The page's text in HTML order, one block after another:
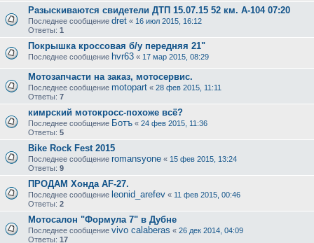
Разыскиваются свидетели ДТП 15.07.15 52 км. А-104 07:20
Последнее сообщение dret « 16 июл 2015, 16:12
Ответы: 1
Покрышка кроссовая б/у передняя 21"
Последнее сообщение hvr63 « 17 мар 2015, 08:29
Мотозапчасти на заказ, мотосервис.
Последнее сообщение motopart « 28 фев 2015, 11:11
Ответы: 7
кимрский мотокросс-похоже всё?
Последнее сообщение Ботъ « 24 фев 2015, 11:36
Ответы: 5
Bike Rock Fest 2015
Последнее сообщение romansyone « 15 фев 2015, 13:24
Ответы: 9
ПРОДАМ Хонда AF-27.
Последнее сообщение leonid_arefev « 11 фев 2015, 00:46
Ответы: 2
Мотосалон "Формула 7" в Дубне
Последнее сообщение vivo calaberas « 26 дек 2014, 04:09
Ответы: 17